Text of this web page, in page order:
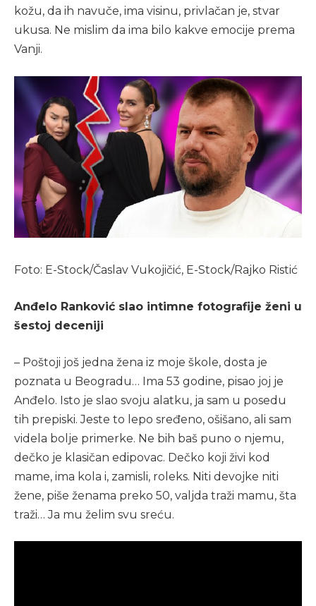
kožu, da ih navuče, ima visinu, privlačan je, stvar
ukusa. Ne mislim da ima bilo kakve emocije prema
Vanji.
Foto: E-Stock/Časlav Vukojičić, E-Stock/Rajko Ristić
Anđelo Ranković slao intimne fotografije ženi u
šestoj deceniji
– Poštoji još jedna žena iz moje škole, dosta je
poznata u Beogradu… Ima 53 godine, pisao joj je
Anđelo. Isto je slao svoju alatku, ja sam u posedu
tih prepiski. Jeste to lepo sređeno, ošišano, ali sam
videla bolje primerke. Ne bih baš puno o njemu,
dečko je klasičan edipovac. Dečko koji živi kod
mame, ima kola i, zamisli, roleks. Niti devojke niti
žene, piše ženama preko 50, valjda traži mamu, šta
traži… Ja mu želim svu sreću.